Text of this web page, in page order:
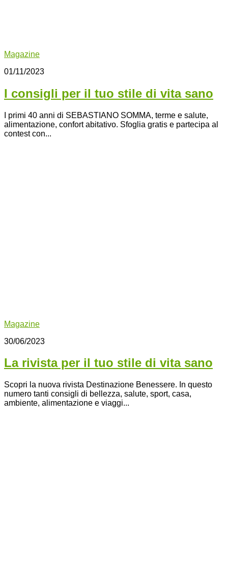
Magazine
01/11/2023
I consigli per il tuo stile di vita sano
I primi 40 anni di SEBASTIANO SOMMA, terme e salute,
alimentazione, confort abitativo. Sfoglia gratis e partecipa al
contest con...
Magazine
30/06/2023
La rivista per il tuo stile di vita sano
Scopri la nuova rivista Destinazione Benessere. In questo
numero tanti consigli di bellezza, salute, sport, casa,
ambiente, alimentazione e viaggi...